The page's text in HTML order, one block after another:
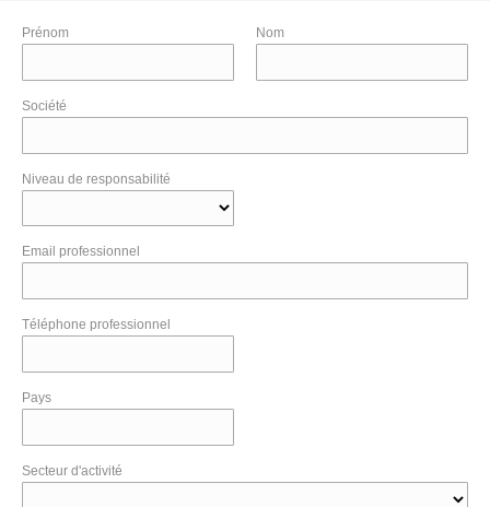
Prénom Nom
Société
Niveau de responsabilité
Email professionnel
Téléphone professionnel
Pays
Secteur d'activité